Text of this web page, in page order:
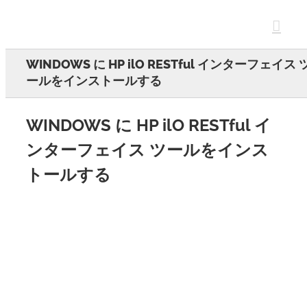
WINDOWS に HP ilO RESTful インターフェイス
ールをインストールする
WINDOWS に HP ilO RESTful イ
ンターフェイス ツールをインス
トールする